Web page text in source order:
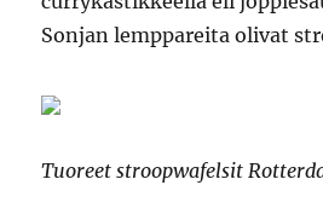
Sonjan lemppareita olivat
Tuoreet stroopwafelsit